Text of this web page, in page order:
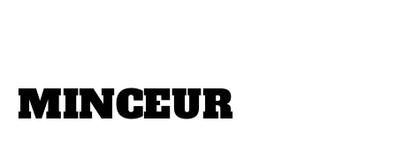
MINCEUR